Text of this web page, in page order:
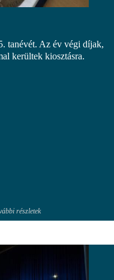
tanévét. Az év végi díjak,
kerültek kiosztásra.
részletek